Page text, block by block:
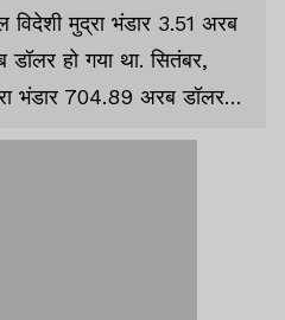
मुद्रा भंडार 3.51 अरब
हो गया था. सितंबर,
भंडार 704.89 अरब डॉलर के